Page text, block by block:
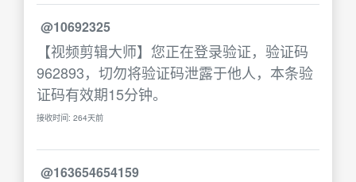
@10692325
【视频剪辑大师】您正在登录验证，验证码
962893，切勿将验证码泄露于他人，本条验
证码有效期15分钟。
接收时间: 264天前
@163654654159